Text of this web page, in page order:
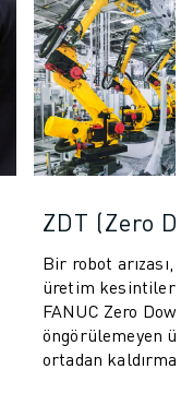
ZDT (Zero
Bir robot arızası,
üretim
FANUC Zero
öngörülemeyen
ortadan kaldırmak